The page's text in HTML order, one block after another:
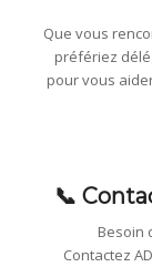
Que vous
préfériez
pour vous
📞
Besoin
Contactez